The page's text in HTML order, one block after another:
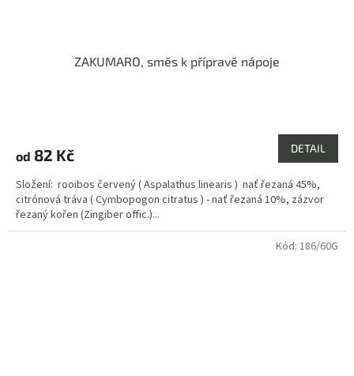
ZAKUMARO, směs k přípravě nápoje
je
z
5
hvězdiček.
od 82 Kč DETAIL
Složení: rooibos červený ( Aspalathus linearis ) nať řezaná 45%,
citrónová tráva ( Cymbopogon citratus ) - nať řezaná 10%, zázvor
řezaný kořen (Zingiber offic.)...
Kód: 186/60G